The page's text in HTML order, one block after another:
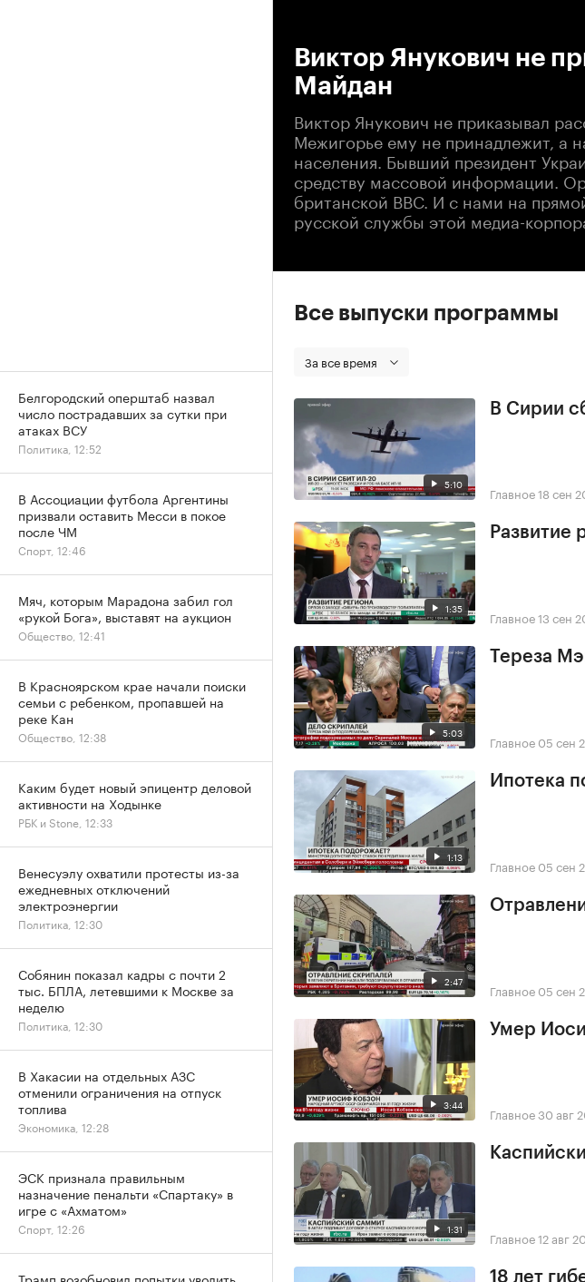
Виктор Янукович не
Майдан
Виктор Янукович не приказывал
Межигорье ему не принадлежит, а
населения. Бывший президент
средству массовой информации.
британской BBC. И с нами на
русской службы этой медиа-
Все выпуски программы
За все время
5:10
В Сирии
Главное18 сен
1:35
Развитие
Главное13 сен
5:03
Тереза
Главное 05 сен
1:13
Ипотека
Главное 05 сен
2:47 Главное 05 сен
3:44
Умер
Главное30 авг
1:31 Главное12 авг
18 лет
Белгородский оперштаб назвал
число пострадавших за сутки при
атаках ВСУ
Политика, 12:52
В Ассоциации футбола Аргентины
призвали оставить Месси в покое
после ЧМ
Спорт, 12:46
Мяч, которым Марадона забил гол
«рукой Бога», выставят на аукцион
Общество, 12:41
В Красноярском крае начали поиски
семьи с ребенком, пропавшей на
реке Кан
Общество, 12:38
Каким будет новый эпицентр деловой
активности на Ходынке
РБК и Stone, 12:33
Венесуэлу охватили протесты из-за
ежедневных отключений
электроэнергии
Политика, 12:30
Собянин показал кадры с почти 2
тыс. БПЛА, летевшими к Москве за
неделю
Политика, 12:30
В Хакасии на отдельных АЗС
отменили ограничения на отпуск
топлива
Экономика, 12:28
ЭСК признала правильным
назначение пенальти «Спартаку» в
игре с «Ахматом»
Спорт, 12:26